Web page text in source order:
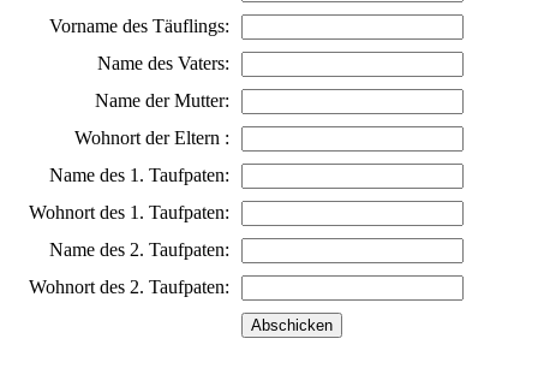
Vorname des Täuflings:
Name des Vaters:
Name der Mutter:
Wohnort der Eltern :
Name des 1. Taufpaten:
Wohnort des 1. Taufpaten:
Name des 2. Taufpaten:
Wohnort des 2. Taufpaten: